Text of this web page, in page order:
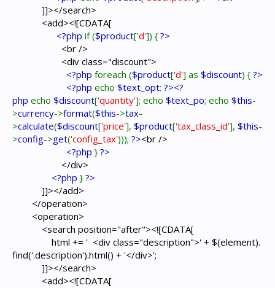
]]></search>
<add><![CDATA[
<?php if ($product['d']) { ?>
<br />
<div class="discount">
<?php foreach ($product['d'] as $discount) { ?>
<?php echo $text_opt; ?><?
php echo $discount['quantity']; echo $text_po; echo $this-
>currency->format($this->tax-
>calculate($discount['price'], $product['tax_class_id'], $this-
>config->get('config_tax'))); ?><br />
<?php } ?>
</div>
<?php } ?>
]]></add>
</operation>
<operation>
<search position="after"><![CDATA[
html += ' <div class="description">' + $(element).
find('.description').html() + '</div>';
]]></search>
<add><![CDATA[